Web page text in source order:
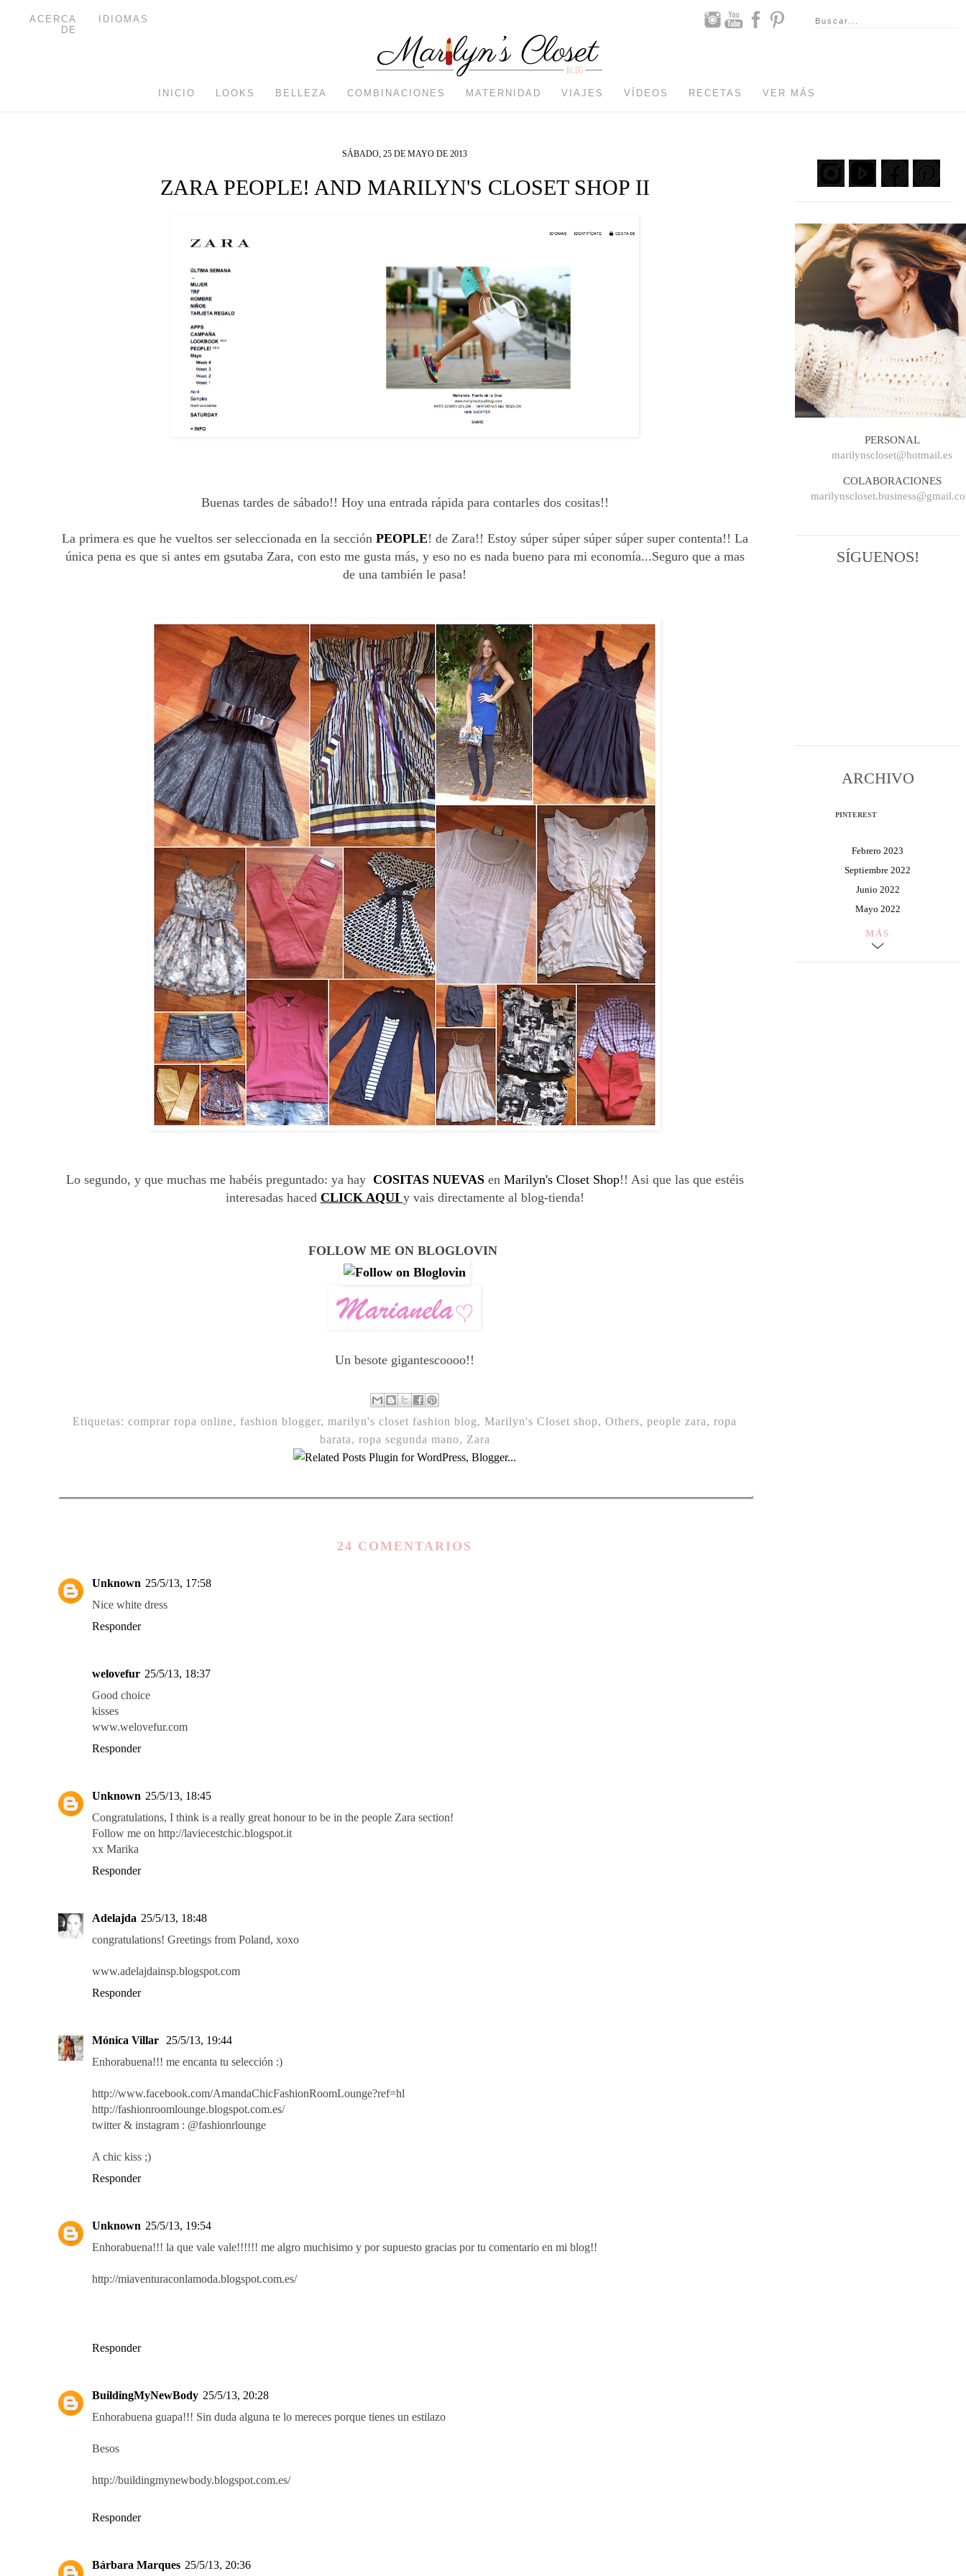
ACERCA
DE
IDIOMAS
INICIO LOOKS BELLEZA COMBINACIONES MATERNIDAD VIAJES VÍDEOS RECETAS VER MÁS
SÁBADO, 25 DE MAYO DE 2013
ZARA PEOPLE! AND MARILYN'S CLOSET SHOP II
Buenas tardes de sábado!! Hoy una entrada rápida para contarles dos cositas!!
La primera es que he vueltos ser seleccionada en la sección PEOPLE! de Zara!! Estoy súper súper súper súper super contenta!! La
única pena es que si antes em gsutaba Zara, con esto me gusta más, y eso no es nada bueno para mi economía...Seguro que a mas
de una también le pasa!
Lo segundo, y que muchas me habéis preguntado: ya hay COSITAS NUEVASen Marilyn's Closet Shop!! Asi que las que estéis
interesadas haced CLICK AQUI y vais directamente al blog-tienda!
FOLLOW ME ON BLOGLOVIN
Un besote gigantescoooo!!
Etiquetas: comprar ropa online, fashion blogger,marilyn's closet fashion blog,Marilyn's Closet shop,Others,people zara,ropa
barata, ropa segunda mano, Zara
24 COMENTARIOS
Unknown 25/5/13, 17:58
Nice white dress
Responder
welovefur 25/5/13, 18:37
Good choice
kisses
www.welovefur.com
Responder
Unknown 25/5/13, 18:45
Congratulations, I think is a really great honour to be in the people Zara section!
Follow me on http://laviecestchic.blogspot.it
xx Marika
Responder
Adelajda 25/5/13, 18:48
congratulations! Greetings from Poland, xoxo
www.adelajdainsp.blogspot.com
Responder
Mónica Villar
25/5/13, 19:44
Enhorabuena!!! me encanta tu selección :)
http://www.facebook.com/AmandaChicFashionRoomLounge?ref=hl
http://fashionroomlounge.blogspot.com.es/
twitter & instagram : @fashionrlounge
A chic kiss ;)
Responder
Unknown 25/5/13, 19:54
Enhorabuena!!! la que vale vale!!!!!! me algro muchisimo y por supuesto gracias por tu comentario en mi blog!!
http://miaventuraconlamoda.blogspot.com.es/
Responder
BuildingMyNewBody 25/5/13, 20:28
Enhorabuena guapa!!! Sin duda alguna te lo mereces porque tienes un estilazo
Besos
http://buildingmynewbody.blogspot.com.es/
Responder
Bárbara Marques 25/5/13, 20:36
PERSONAL
marilynscloset@hotmail.es
COLABORACIONES
SÍGUENOS!
ARCHIVO
PINTEREST
Febrero 2023
Septiembre 2022
Junio 2022
Mayo 2022
MÁS